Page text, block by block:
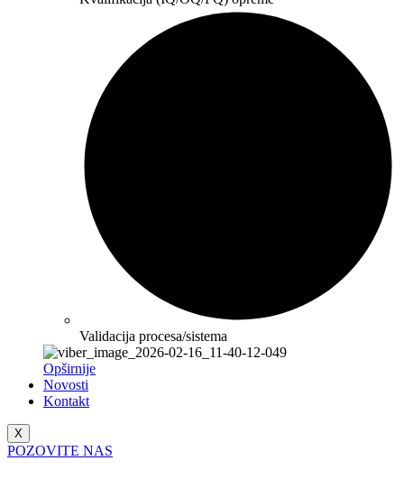
Validacija procesa/sistema
Opširnije
Novosti
Kontakt
X
POZOVITE NAS